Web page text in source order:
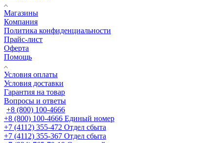
Магазины
Компания
Политика конфиденциальности
Прайс-лист
Оферта
Помощь
Условия оплаты
Условия доставки
Гарантия на товар
Вопросы и ответы
+8 (800) 100-4666
+8 (800) 100-4666 Единый номер
+7 (4112) 355-472 Отдел сбыта
+7 (4112) 355-367 Отдел сбыта